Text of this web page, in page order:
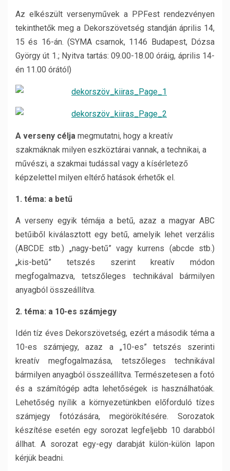
Az elkészült versenyművek a PPFest rendezvényen
tekinthetők meg a Dekorszövetség standján április 14,
15 és 16-án. (SYMA csarnok, 1146 Budapest, Dózsa
György út 1.; Nyitva tartás: 09.00-18.00 óráig, április 14-
én 11.00 órától)
A verseny célja megmutatni, hogy a kreatív
szakmáknak milyen eszköztárai vannak, a technikai, a
művészi, a szakmai tudással vagy a kísérletező
képzelettel milyen eltérő hatások érhetők el.
1. téma: a betű
A verseny egyik témája a betű, azaz a magyar ABC
betűiből kiválasztott egy betű, amelyik lehet verzális
(ABCDE stb.) „nagy-betű” vagy kurrens (abcde stb.)
„kis-betű” tetszés szerint kreatív módon
megfogalmazva, tetszőleges technikával bármilyen
anyagból összeállítva.
2. téma: a 10-es számjegy
Idén tíz éves Dekorszövetség, ezért a második téma a
10-es számjegy, azaz a „10-es” tetszés szerinti
kreatív megfogalmazása, tetszőleges technikával
bármilyen anyagból összeállítva. Természetesen a fotó
és a számítógép adta lehetőségek is használhatóak.
Lehetőség nyílik a környezetünkben előforduló tízes
számjegy fotózására, megörökítésére. Sorozatok
készítése esetén egy sorozat legfeljebb 10 darabból
állhat. A sorozat egy-egy darabját külön-külön lapon
kérjük beadni.